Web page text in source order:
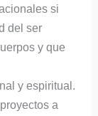
si
del ser
y que
y espiritual.
a